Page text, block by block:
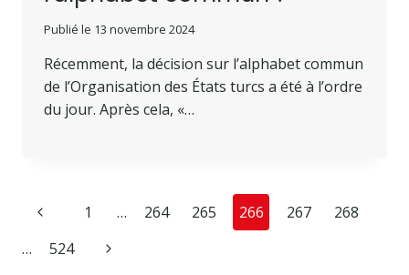
Publié le 13 novembre 2024
Récemment, la décision sur l’alphabet commun
de l’Organisation des États turcs a été à l’ordre
du jour. Après cela, «…
Page
navigation
Previous
Page
1 … 264 265 266 267
268
…
524
Next